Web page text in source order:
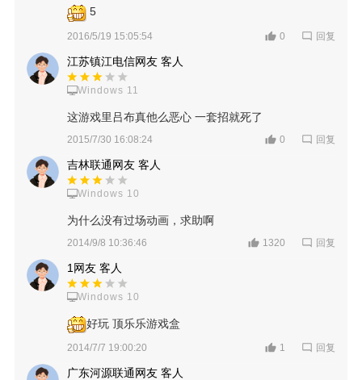
5
2016/5/19 15:05:54 0 回复
江苏镇江电信网友 客人
Windows 11
这游戏里吕布真他么恶心 一套招就死了
2015/7/30 16:08:24 0 回复
吉林联通网友 客人
Windows 10
为什么没有过场动画，求助啊
2014/9/8 10:36:46 1320 回复
1网友 客人
Windows 10
好玩 顶乐乐游戏盒
2014/7/7 19:00:20 1 回复
广东河源联通网友 客人